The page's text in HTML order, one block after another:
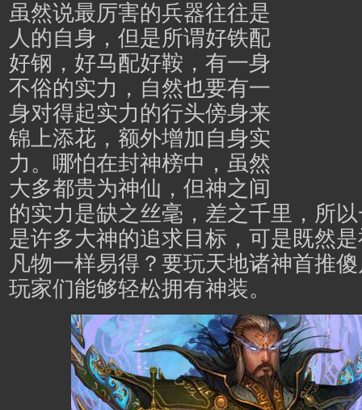
虽然说最厉害的兵器往往是
人的自身，但是所谓好铁配
好钢，好马配好鞍，有一身
不俗的实力，自然也要有一
身对得起实力的行头傍身来
锦上添花，额外增加自身实
力。哪怕在封神榜中，虽然
大多都贵为神仙，但神之间
的实力是缺之丝毫，差之千里，所
是许多大神的追求目标，可是既然
凡物一样易得？要玩天地诸神首推
玩家们能够轻松拥有神装。